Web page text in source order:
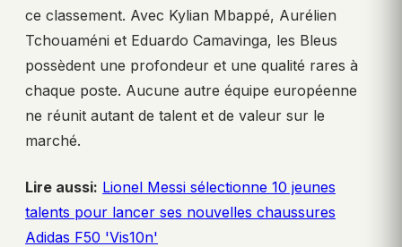
ce classement. Avec Kylian Mbappé, Aurélien
Tchouaméni et Eduardo Camavinga, les Bleus
possèdent une profondeur et une qualité rares à
chaque poste. Aucune autre équipe européenne
ne réunit autant de talent et de valeur sur le
marché.
Lire aussi: Lionel Messi sélectionne 10 jeunes
talents pour lancer ses nouvelles chaussures
Adidas F50 'Vis10n'